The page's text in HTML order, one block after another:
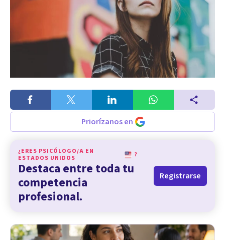
Priorízanos en
¿ERES PSICÓLOGO/A EN
ESTADOS UNIDOS
?
Destaca entre toda tu
competencia
profesional.
Registrarse